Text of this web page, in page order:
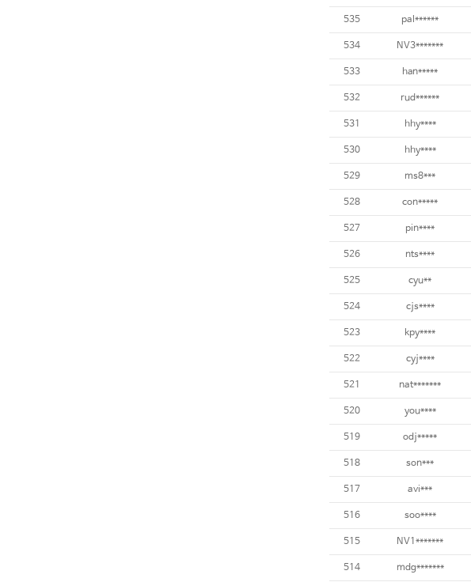
535 pal******
534 NV3*******
533 han*****
532 rud******
531 hhy****
530 hhy****
529 ms8***
528 con*****
527 pin****
526 nts****
525 cyu**
524 cjs****
523 kpy****
522 cyj****
521 nat*******
520 you****
519 odj*****
518 son***
517 avi***
516 soo****
515 NV1*******
514 mdg*******